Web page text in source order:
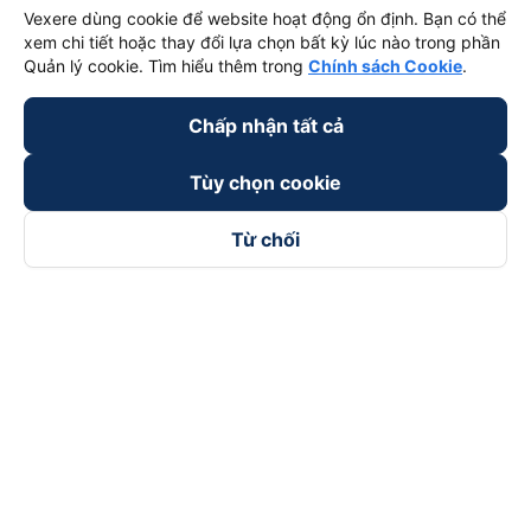
Vexere dùng cookie để website hoạt động ổn định. Bạn có thể
xem chi tiết hoặc thay đổi lựa chọn bất kỳ lúc nào trong phần
Quản lý cookie. Tìm hiểu thêm trong Chính sách Cookie.
Chấp nhận tất cả
Tùy chọn cookie
Từ chối